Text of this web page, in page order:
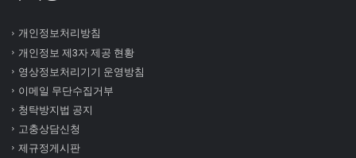
개인정보처리방침
개인정보 제3자 제공 현황
영상정보처리기기 운영방침
이메일 무단수집거부
청탁방지법 공지
고충상담신청
제규정게시판